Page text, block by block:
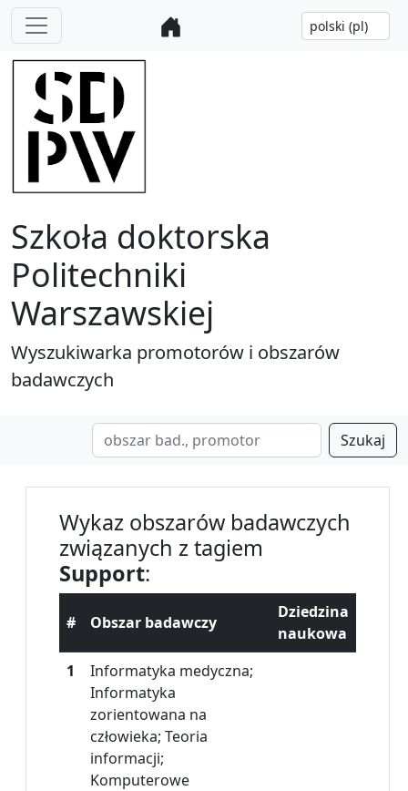
Szkoła doktorska
Politechniki
Warszawskiej
Wyszukiwarka promotorów i obszarów
badawczych
Szukaj
Wykaz obszarów badawczych
związanych z tagiem
Support:
# Obszar badawczy
Dziedzina
naukowa
1
Informatyka medyczna;
Informatyka
zorientowana na
człowieka; Teoria
informacji;
Komputerowe